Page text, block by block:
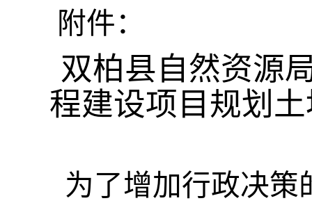
附件：
双柏县自然资源
程建设项目规划
为了增加行政决策